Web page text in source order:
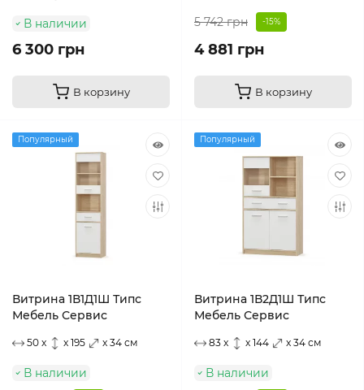
В наличии
6 300 грн
В корзину
5 742 грн -15%
4 881 грн
В корзину
Популярный
Витрина 1В1Д1Ш Типс
Мебель Сервис
50 x x 195 x 34 см
В наличии
Популярный
Витрина 1В2Д1Ш Типс
Мебель Сервис
83 x x 144 x 34 см
В наличии